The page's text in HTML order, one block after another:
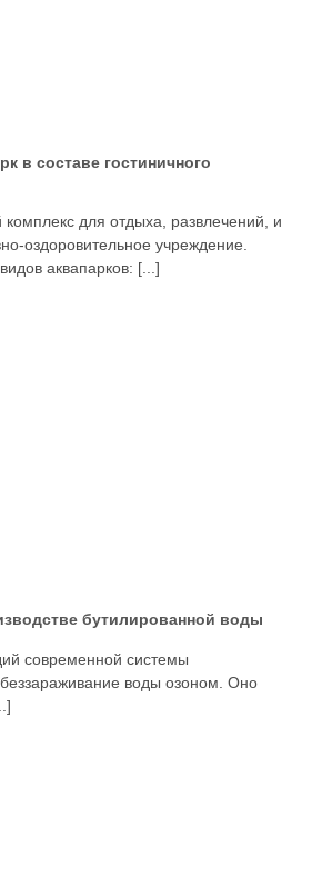
в составе гостиничного
комплекс для отдыха, развлечений, и
оздоровительное учреждение.
аквапарков: [...]
бутилированной воды
современной системы
воды озоном. Оно